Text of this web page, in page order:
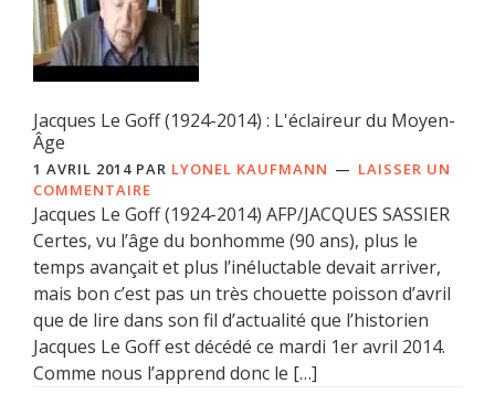
Jacques Le Goff (1924-2014) : L'éclaireur du Moyen-
Âge
1 AVRIL 2014 PAR LYONEL KAUFMANN
LAISSER UN
COMMENTAIRE
Jacques Le Goff (1924-2014) AFP/JACQUES SASSIER
Certes, vu l’âge du bonhomme (90 ans), plus le
temps avançait et plus l’inéluctable devait arriver,
mais bon c’est pas un très chouette poisson d’avril
que de lire dans son fil d’actualité que l’historien
Jacques Le Goff est décédé ce mardi 1er avril 2014.
Comme nous l’apprend donc le […]